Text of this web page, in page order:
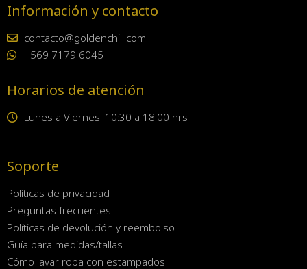
Información y contacto
contacto@goldenchill.com
+569 7179 6045
Horarios de atención
Lunes a Viernes: 10:30 a 18:00 hrs
Soporte
Políticas de privacidad
Preguntas frecuentes
Políticas de devolución y reembolso
Guía para medidas/tallas
Cómo lavar ropa con estampados